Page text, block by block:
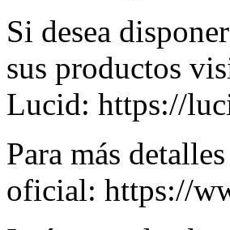
Si desea
sus productos
Lucid: https://
Para más
oficial: https://